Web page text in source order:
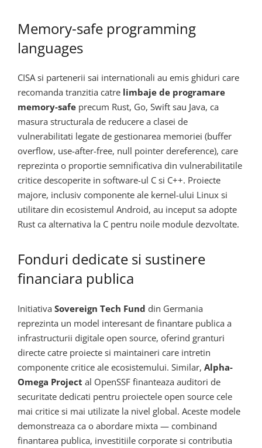
Memory-safe programming
languages
CISA si partenerii sai internationali au emis ghiduri care
recomanda tranzitia catre limbaje de programare
memory-safe precum Rust, Go, Swift sau Java, ca
masura structurala de reducere a clasei de
vulnerabilitati legate de gestionarea memoriei (buffer
overflow, use-after-free, null pointer dereference), care
reprezinta o proportie semnificativa din vulnerabilitatile
critice descoperite in software-ul C si C++. Proiecte
majore, inclusiv componente ale kernel-ului Linux si
utilitare din ecosistemul Android, au inceput sa adopte
Rust ca alternativa la C pentru noile module dezvoltate.
Fonduri dedicate si sustinere
financiara publica
Initiativa Sovereign Tech Fund din Germania
reprezinta un model interesant de finantare publica a
infrastructurii digitale open source, oferind granturi
directe catre proiecte si maintaineri care intretin
componente critice ale ecosistemului. Similar, Alpha-
Omega Project al OpenSSF finanteaza auditori de
securitate dedicati pentru proiectele open source cele
mai critice si mai utilizate la nivel global. Aceste modele
demonstreaza ca o abordare mixta — combinand
finantarea publica, investitiile corporate si contributia